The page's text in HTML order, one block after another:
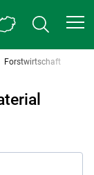
Forstwirtschaft